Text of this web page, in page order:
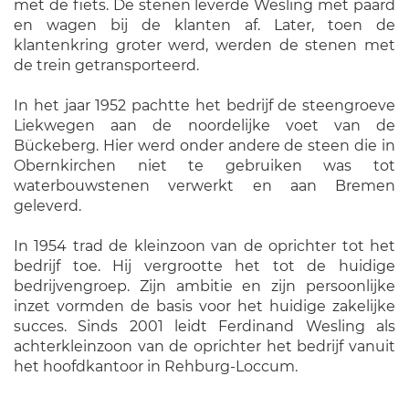
met de fiets. De stenen leverde Wesling met paard
en wagen bij de klanten af. Later, toen de
klantenkring groter werd, werden de stenen met
de trein getransporteerd.
In het jaar 1952 pachtte het bedrijf de steengroeve
Liekwegen aan de noordelijke voet van de
Bückeberg. Hier werd onder andere de steen die in
Obernkirchen niet te gebruiken was tot
waterbouwstenen verwerkt en aan Bremen
geleverd.
In 1954 trad de kleinzoon van de oprichter tot het
bedrijf toe. Hij vergrootte het tot de huidige
bedrijvengroep. Zijn ambitie en zijn persoonlijke
inzet vormden de basis voor het huidige zakelijke
succes. Sinds 2001 leidt Ferdinand Wesling als
achterkleinzoon van de oprichter het bedrijf vanuit
het hoofdkantoor in Rehburg-Loccum.